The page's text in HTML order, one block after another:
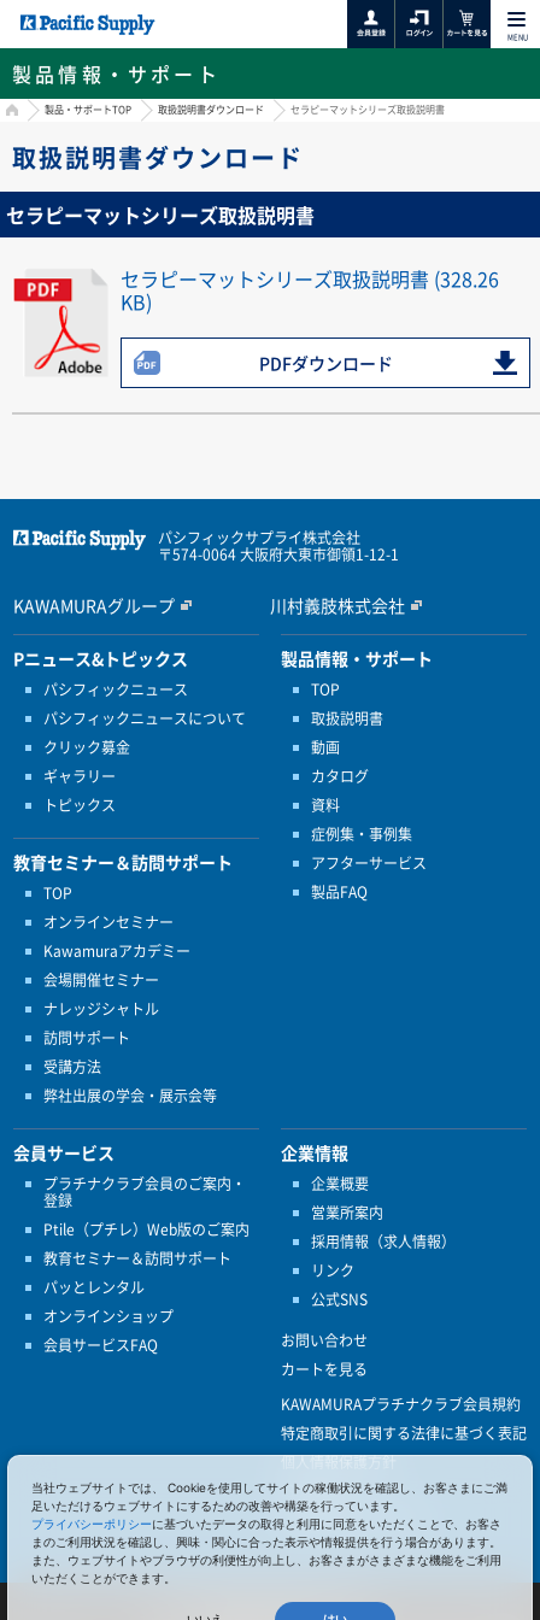
MENU
製品情報・サポート
HOME製品・サポートTOP 取扱説明書ダウンロード セラピーマットシリーズ取扱説明書
取扱説明書ダウンロード
セラピーマットシリーズ取扱説明書
セラピーマットシリーズ取扱説明書 (328.26
KB)
PDFダウンロード
パシフィックサプライ株式会社
〒574-0064 大阪府大東市御領1-12-1
KAWAMURAグループ 川村義肢株式会社
Pニュース&トピックス
パシフィックニュース
パシフィックニュースについて
クリック募金
ギャラリー
トピックス
教育セミナー＆訪問サポート
TOP
オンラインセミナー
Kawamuraアカデミー
会場開催セミナー
ナレッジシャトル
訪問サポート
受講方法
弊社出展の学会・展示会等
製品情報・サポート
TOP
取扱説明書
動画
カタログ
資料
症例集・事例集
アフターサービス
製品FAQ
会員サービス
プラチナクラブ会員のご案内・
登録
Ptile（プチレ）Web版のご案内
教育セミナー＆訪問サポート
パッとレンタル
オンラインショップ
会員サービスFAQ
企業情報
企業概要
営業所案内
採用情報（求人情報）
リンク
公式SNS
お問い合わせ
カートを見る
KAWAMURAプラチナクラブ会員規約
特定商取引に関する法律に基づく表記
個人情報保護方針
ISO9001
健康経営優良法人認定
© 2017 Pacific Supply Co.,Ltd.
当社ウェブサイトでは、 Cookieを使用してサイトの稼働状況を確認し、お客さまにご満
足いただけるウェブサイトにするための改善や構築を行っています。
プライバシーポリシーに基づいたデータの取得と利用に同意をいただくことで、お客さ
まのご利用状況を確認し、興味・関心に合った表示や情報提供を行う場合があります。
また、ウェブサイトやブラウザの利便性が向上し、お客さまがさまざまな機能をご利用
いただくことができます。